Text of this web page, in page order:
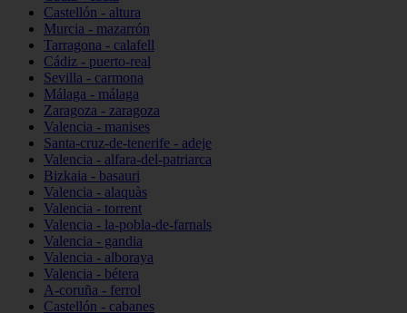
Castellón - altura
Murcia - mazarrón
Tarragona - calafell
Cádiz - puerto-real
Sevilla - carmona
Málaga - málaga
Zaragoza - zaragoza
Valencia - manises
Santa-cruz-de-tenerife - adeje
Valencia - alfara-del-patriarca
Bizkaia - basauri
Valencia - alaquàs
Valencia - torrent
Valencia - la-pobla-de-farnals
Valencia - gandia
Valencia - alboraya
Valencia - bétera
A-coruña - ferrol
Castellón - cabanes